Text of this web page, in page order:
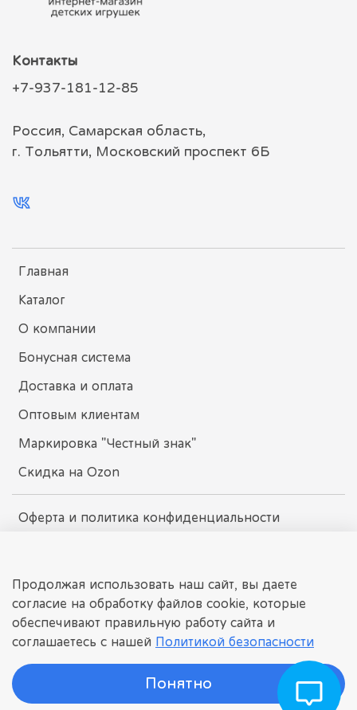
Главная
Каталог
О компании
Бонусная система
Доставка и оплата
Оптовым клиентам
Маркировка "Честный знак"
Скидка на Ozon
Оферта и политика конфиденциальности
Контакты
+7-937-181-12-85
Россия, Самарская область,
г. Тольятти, Московский проспект 6Б
dissomarket.ru
© 2025 Любое использование контента без письменного
разрешения запрещено
Продолжая использовать наш сайт, вы даете
согласие на обработку файлов cookie, которые
обеспечивают правильную работу сайта и
соглашаетесь с нашей Политикой безопасности
Понятно